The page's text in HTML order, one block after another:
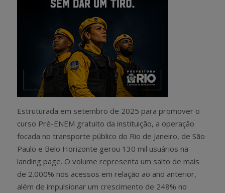
Estruturada em setembro de 2025 para promover o
curso Pré-ENEM gratuito da instituição, a operação
focada no transporte público do Rio de Janeiro, de São
Paulo e Belo Horizonte gerou 130 mil usuários na
landing page. O volume representa um salto de mais
de 2.000% nos acessos em relação ao ano anterior,
além de impulsionar um crescimento de 248% no